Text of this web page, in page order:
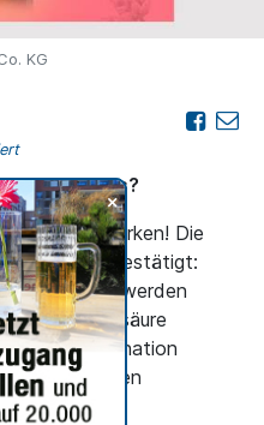
+
KG
besonders?
echte Gurken! Die
Hertl bestätigt:
und Hefe werden
und Milchsäure
Kombination
einzigartigen